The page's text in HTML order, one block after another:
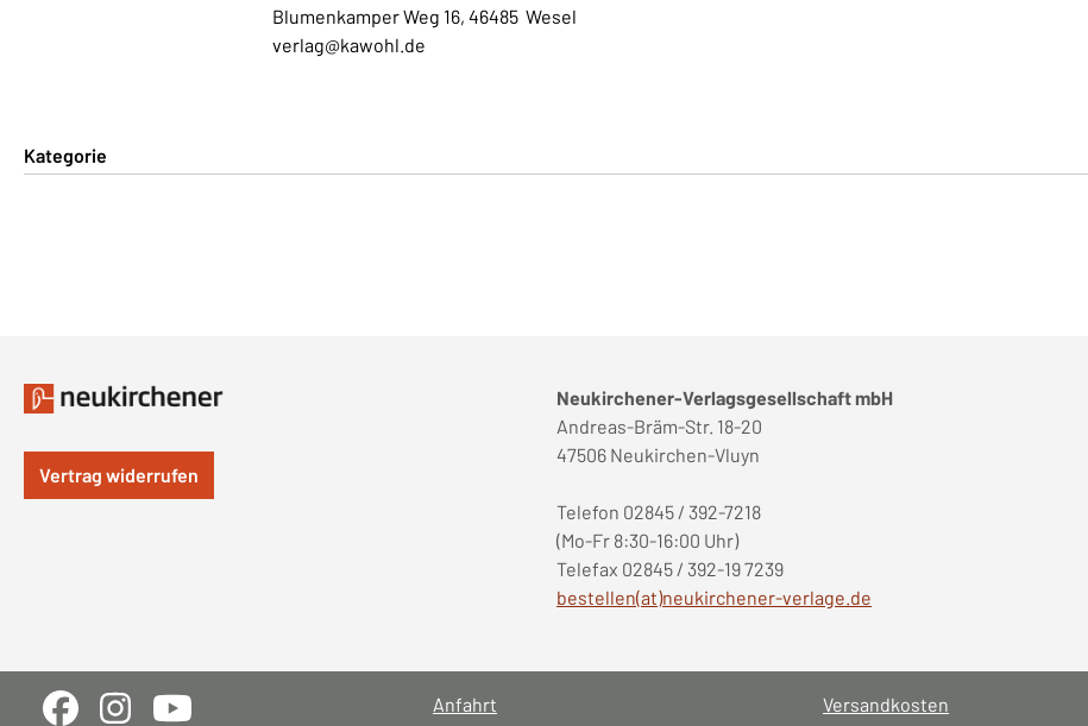
Blumenkamper Weg 16, 46485 Wesel
verlag@kawohl.de
Kategorie
Vertrag widerrufen
Neukirchener-Verlagsgesellschaft mbH
Andreas-Bräm-Str. 18-20
47506 Neukirchen-Vluyn
Telefon 02845 / 392-7218
(Mo-Fr 8:30-16:00 Uhr)
Telefax 02845 / 392-19 7239
bestellen(at)neukirchener-verlage.de
Anfahrt
Versandkosten